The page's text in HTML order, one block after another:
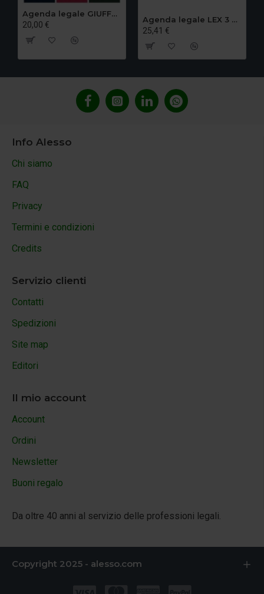
Agenda legale GIUFFRE' 2027 - Udienza
20,00 €
Agenda legale LEX 3 2027
25,41 €
Info Alesso
Chi siamo
FAQ
Privacy
Termini e condizioni
Credits
Servizio clienti
Contatti
Spedizioni
Site map
Editori
Il mio account
Account
Ordini
Newsletter
Buoni regalo
Da oltre 40 anni al servizio delle professioni legali.
Copyright 2025 - alesso.com